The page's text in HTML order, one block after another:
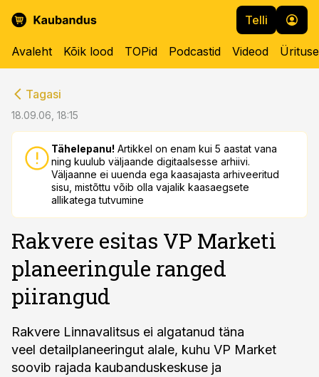
Telli
Avaleht Kõik lood TOPid Podcastid Videod
Tagasi
18.09.06, 18:15
Tähelepanu! Artikkel on enam kui 5 aastat vana
ning kuulub väljaande digitaalsesse arhiivi.
Väljaanne ei uuenda ega kaasajasta arhiveeritud
sisu, mistõttu võib olla vajalik kaasaegsete
allikatega tutvumine
Rakvere esitas VP Marketi
planeeringule ranged
piirangud
Rakvere Linnavalitsus ei algatanud täna
veel detailplaneeringut alale, kuhu VP Market
soovib rajada kaubanduskeskuse ja